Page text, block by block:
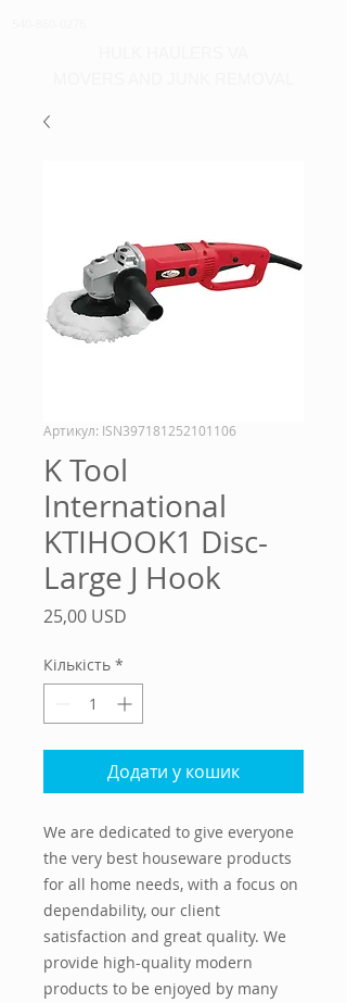
Артикул: ISN397181252101106
K Tool
International
KTIHOOK1 Disc-
Large J Hook
25,00 USD
Кількість *
Додати у кошик
We are dedicated to give everyone
the very best houseware products
for all home needs, with a focus on
dependability, our client
satisfaction and great quality. We
provide high-quality modern
products to be enjoyed by many